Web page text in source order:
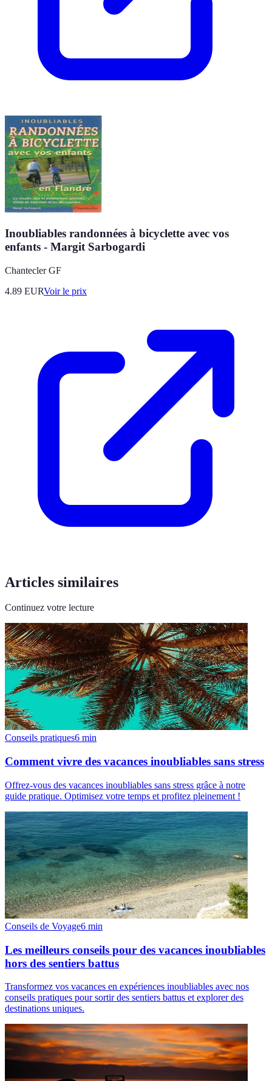
Inoubliables randonnées à bicyclette avec vos
enfants - Margit Sarbogardi
Chantecler GF
4.89 EURVoir le prix
Articles similaires
Continuez votre lecture
Conseils pratiques6 min
Comment vivre des vacances inoubliables sans stress
Offrez-vous des vacances inoubliables sans stress grâce à notre
guide pratique. Optimisez votre temps et profitez pleinement !
Conseils de Voyage6 min
Les meilleurs conseils pour des vacances inoubliables
hors des sentiers battus
Transformez vos vacances en expériences inoubliables avec nos
conseils pratiques pour sortir des sentiers battus et explorer des
destinations uniques.